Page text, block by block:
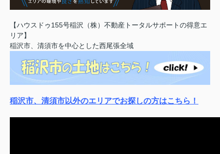
【ハウスドゥ155号稲沢（株）不動産トータルサポートの得意エ
リア】
稲沢市、清須市を中心とした西尾張全域
稲沢市、清須市以外のエリアでお探しの方はこちら！